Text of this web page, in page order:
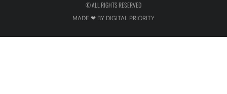
© ALL RIGHTS RESERVED
MADE ❤ BY DIGITAL PRIORITY